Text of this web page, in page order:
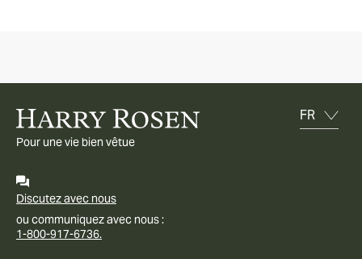
Pour une vie bien vêtue
Discutez avec nous
ou communiquez avec nous :
1-800-917-6736.